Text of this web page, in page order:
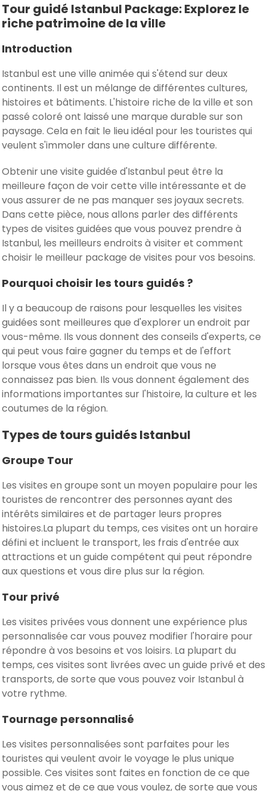
Tour guidé Istanbul Package: Explorez le
riche patrimoine de la ville
Introduction
Istanbul est une ville animée qui s'étend sur deux
continents. Il est un mélange de différentes cultures,
histoires et bâtiments. L'histoire riche de la ville et son
passé coloré ont laissé une marque durable sur son
paysage. Cela en fait le lieu idéal pour les touristes qui
veulent s'immoler dans une culture différente.
Obtenir une visite guidée d'Istanbul peut être la
meilleure façon de voir cette ville intéressante et de
vous assurer de ne pas manquer ses joyaux secrets.
Dans cette pièce, nous allons parler des différents
types de visites guidées que vous pouvez prendre à
Istanbul, les meilleurs endroits à visiter et comment
choisir le meilleur package de visites pour vos besoins.
Pourquoi choisir les tours guidés ?
Il y a beaucoup de raisons pour lesquelles les visites
guidées sont meilleures que d'explorer un endroit par
vous-même. Ils vous donnent des conseils d'experts, ce
qui peut vous faire gagner du temps et de l'effort
lorsque vous êtes dans un endroit que vous ne
connaissez pas bien. Ils vous donnent également des
informations importantes sur l'histoire, la culture et les
coutumes de la région.
Types de tours guidés Istanbul
Groupe Tour
Les visites en groupe sont un moyen populaire pour les
touristes de rencontrer des personnes ayant des
intérêts similaires et de partager leurs propres
histoires.La plupart du temps, ces visites ont un horaire
défini et incluent le transport, les frais d'entrée aux
attractions et un guide compétent qui peut répondre
aux questions et vous dire plus sur la région.
Tour privé
Les visites privées vous donnent une expérience plus
personnalisée car vous pouvez modifier l'horaire pour
répondre à vos besoins et vos loisirs. La plupart du
temps, ces visites sont livrées avec un guide privé et des
transports, de sorte que vous pouvez voir Istanbul à
votre rythme.
Tournage personnalisé
Les visites personnalisées sont parfaites pour les
touristes qui veulent avoir le voyage le plus unique
possible. Ces visites sont faites en fonction de ce que
vous aimez et de ce que vous voulez, de sorte que vous